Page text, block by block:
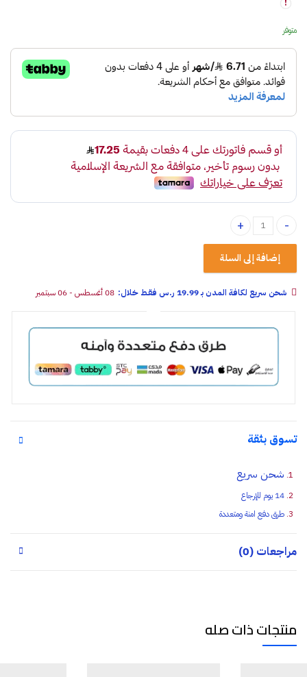
متوفر
قاعدة لمبة لوحة هايلوكس 2004-2015 quantity
إضافة إلى السلة
شحن سريع لكافة المدن بـ 19.99 ر.س فقـط خلال: 08 أغسطس - 06 سبتمبر
تسوق بثقة
شحن سريع
14 يوم للإرجاع
طرق دفع امنة ومتعددة
مراجعات (0)
منتجات ذات صله